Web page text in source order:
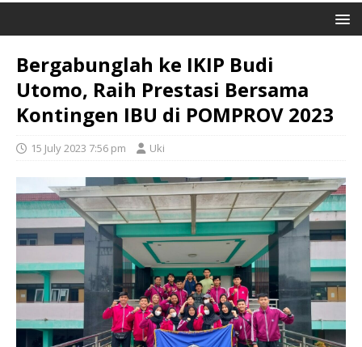
Bergabunglah ke IKIP Budi
Utomo, Raih Prestasi Bersama
Kontingen IBU di POMPROV 2023
15 July 2023 7:56 pm Uki